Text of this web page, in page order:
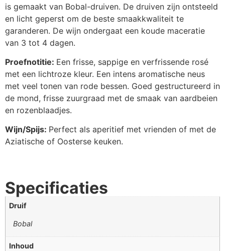
is gemaakt van Bobal-druiven. De druiven zijn ontsteeld
en licht geperst om de beste smaakkwaliteit te
garanderen. De wijn ondergaat een koude maceratie
van 3 tot 4 dagen.
Proefnotitie: Een frisse, sappige en verfrissende rosé
met een lichtroze kleur. Een intens aromatische neus
met veel tonen van rode bessen. Goed gestructureerd in
de mond, frisse zuurgraad met de smaak van aardbeien
en rozenblaadjes.
Wijn/Spijs: Perfect als aperitief met vrienden of met de
Aziatische of Oosterse keuken.
Specificaties
Druif
Bobal
Inhoud